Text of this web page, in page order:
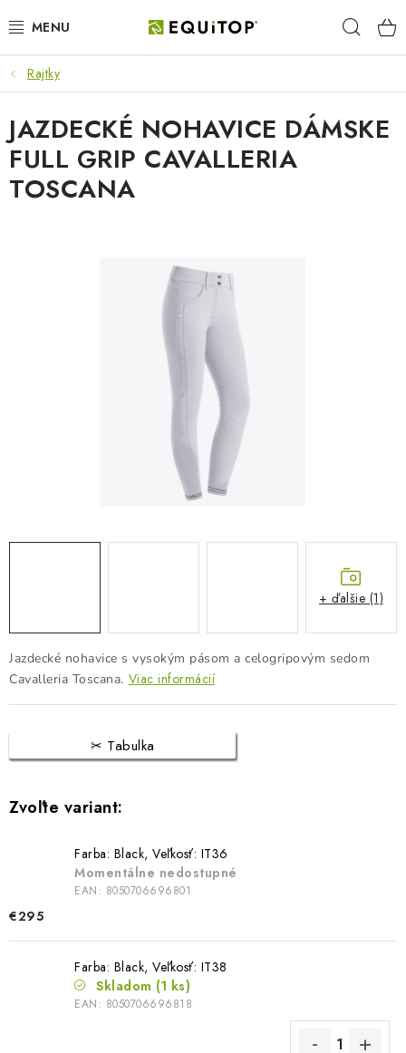
na
JAZDEC
KÔŇ
PONY
ZNAČKY
Podmienky ochrany osobných údajov
Napíšte nám
Rajtky
Jazdecké nohavice s vysokým pásom a celogripovým sedom
Cavalleria Toscana. Viac informácií
Tabulka
Farba: Black, Veľkosť: IT36
Momentálne nedostupné
EAN: 8050706696801
€295
Farba: Black, Veľkosť: IT38
Skladom (1 ks)
EAN: 8050706696818
JAZDECKÉ NOHAVICE DÁMSKE
FULL GRIP CAVALLERIA
TOSCANA
+ ďalšie (1)